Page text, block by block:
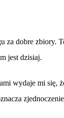
za dobre zbiory.
jest dzisiaj.
wydaje mi się,